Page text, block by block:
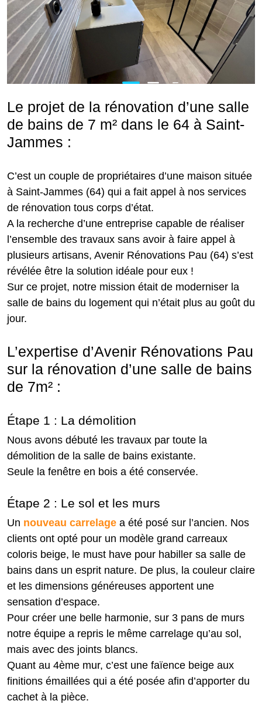
Le projet de la rénovation d’une salle
de bains de 7 m² dans le 64 à Saint-
Jammes :
C’est un couple de propriétaires d’une maison située
à Saint-Jammes (64) qui a fait appel à nos services
de rénovation tous corps d’état.
A la recherche d’une entreprise capable de réaliser
l’ensemble des travaux sans avoir à faire appel à
plusieurs artisans, Avenir Rénovations Pau (64) s’est
révélée être la solution idéale pour eux !
Sur ce projet, notre mission était de moderniser la
salle de bains du logement qui n’était plus au goût du
jour.
L’expertise d’Avenir Rénovations Pau
sur la rénovation d’une salle de bains
de 7m² :
Étape 1 : La démolition
Nous avons débuté les travaux par toute la
démolition de la salle de bains existante.
Seule la fenêtre en bois a été conservée.
Étape 2 : Le sol et les murs
Un nouveau carrelage a été posé sur l’ancien. Nos
clients ont opté pour un modèle grand carreaux
coloris beige, le must have pour habiller sa salle de
bains dans un esprit nature. De plus, la couleur claire
et les dimensions généreuses apportent une
sensation d’espace.
Pour créer une belle harmonie, sur 3 pans de murs
notre équipe a repris le même carrelage qu’au sol,
mais avec des joints blancs.
Quant au 4ème mur, c’est une faïence beige aux
finitions émaillées qui a été posée afin d’apporter du
cachet à la pièce.